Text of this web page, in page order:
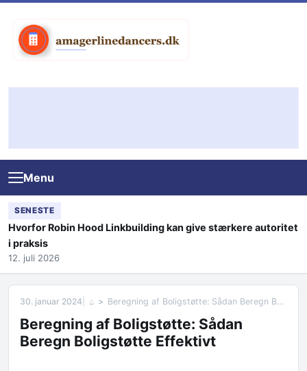
Menu
SENESTE
Hvorfor Robin Hood Linkbuilding kan give stærkere autoritet
i praksis
12. juli 2026
30. januar 2024 ⌂ Beregning af Boligstøtte: Sådan Beregn Boligstøtte Effektivt
Beregning af Boligstøtte: Sådan
Beregn Boligstøtte Effektivt